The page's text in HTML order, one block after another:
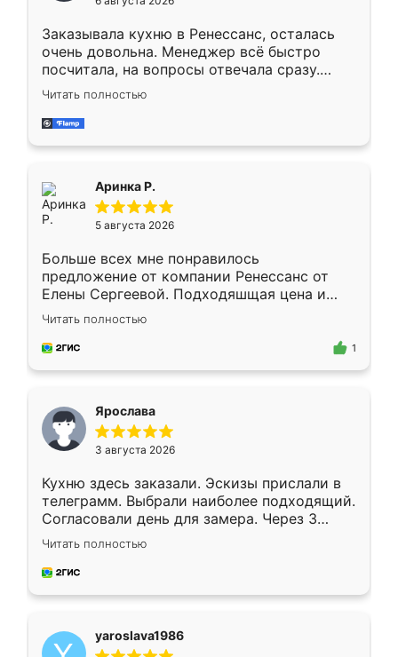
мебели буду заказывать только здесь.
Заказывала кухню в Ренессанс, осталась
очень довольна. Менеджер всё быстро
посчитала, на вопросы отвечала сразу.
Замерщик приехал в субботу, подошёл к
делу со всей ответственностью. Собрали
за день, ребята работали аккуратно, даже
Читать полностью
Аринка Р.
5 августа 2026
Больше всех мне понравилось
предложение от компании Ренессанс от
Елены Сергеевой. Подходяшщая цена и
короткие сроки изготовления. Приехавший
для замера сотрудник Владислав
предложил по моему эскизу самый
Читать полностью
1
Ярослава
3 августа 2026
Кухню здесь заказали. Эскизы прислали в
телеграмм. Выбрали наиболее подходящий.
Согласовали день для замера. Через 3
недели кухня была уже готова. Остались
довольны работой. Спасибо Ренессанс
мебель за качественную работу!
Читать полностью
yaroslava1986